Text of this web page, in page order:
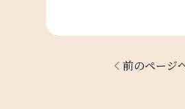
前のページ